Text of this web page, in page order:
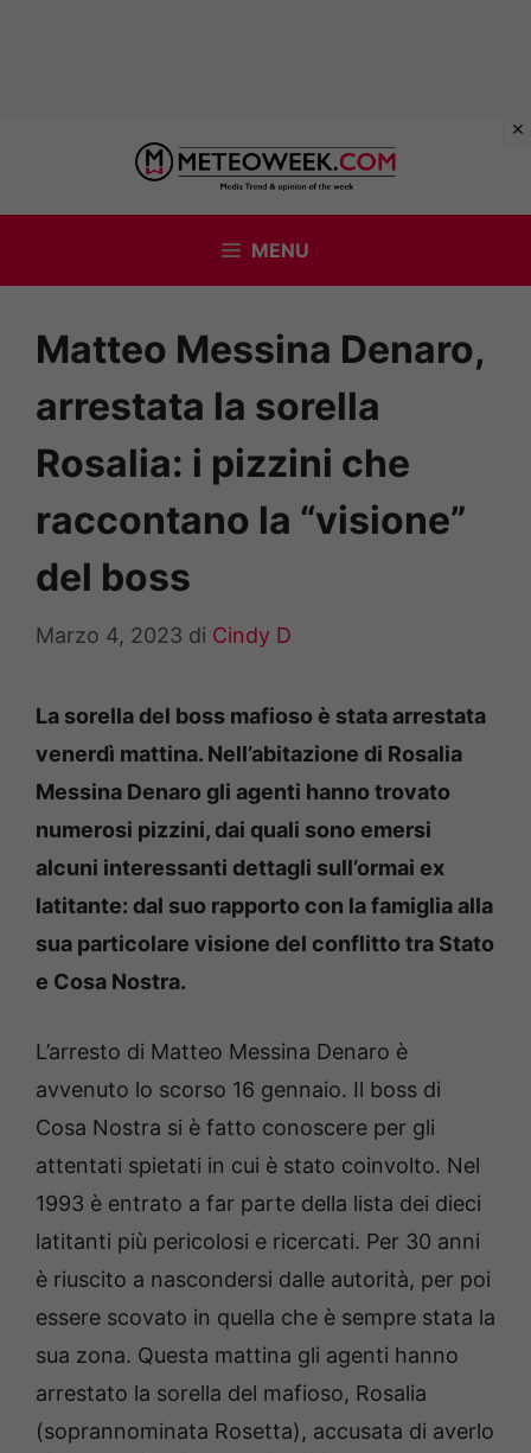
contenuto
MENU
Matteo Messina Denaro,
arrestata la sorella
Rosalia: i pizzini che
raccontano la “visione”
del boss
Marzo 4, 2023 di Cindy D
La sorella del boss mafioso è stata arrestata
venerdì mattina. Nell’abitazione di Rosalia
Messina Denaro gli agenti hanno trovato
numerosi pizzini, dai quali sono emersi
alcuni interessanti dettagli sull’ormai ex
latitante: dal suo rapporto con la famiglia alla
sua particolare visione del conflitto tra Stato
e Cosa Nostra.
L’arresto di Matteo Messina Denaro è
avvenuto lo scorso 16 gennaio. Il boss di
Cosa Nostra si è fatto conoscere per gli
attentati spietati in cui è stato coinvolto. Nel
1993 è entrato a far parte della lista dei dieci
latitanti più pericolosi e ricercati. Per 30 anni
è riuscito a nascondersi dalle autorità, per poi
essere scovato in quella che è sempre stata la
sua zona. Questa mattina gli agenti hanno
arrestato la sorella del mafioso, Rosalia
(soprannominata Rosetta), accusata di averlo